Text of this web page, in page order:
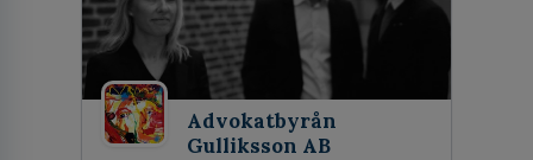
Advokatbyrån
Gulliksson AB